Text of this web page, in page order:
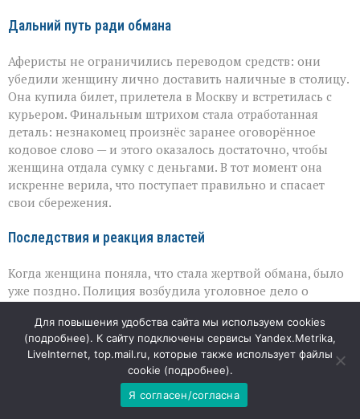
Дальний путь ради обмана
Аферисты не ограничились переводом средств: они
убедили женщину лично доставить наличные в столицу.
Она купила билет, прилетела в Москву и встретилась с
курьером. Финальным штрихом стала отработанная
деталь: незнакомец произнёс заранее оговорённое
кодовое слово — и этого оказалось достаточно, чтобы
женщина отдала сумку с деньгами. В тот момент она
искренне верила, что поступает правильно и спасает
свои сбережения.
Последствия и реакция властей
Когда женщина поняла, что стала жертвой обмана, было
уже поздно. Полиция возбудила уголовное дело о
взяла расследование на контроль. Сейчас главная
задача — найти причастных и разобраться, как
преступникам удалось выстроить столь сложную
цепочку манипуляций. Но не менее важно, что эта
история вновь напоминает: мошенники специально
Для повышения удобства сайта мы используем cookies
(подробнее). К сайту подключены сервисы Yandex.Metrika,
LiveInternet, top.mail.ru, которые также использует файлы
cookie (подробнее).
Я согласен/согласна